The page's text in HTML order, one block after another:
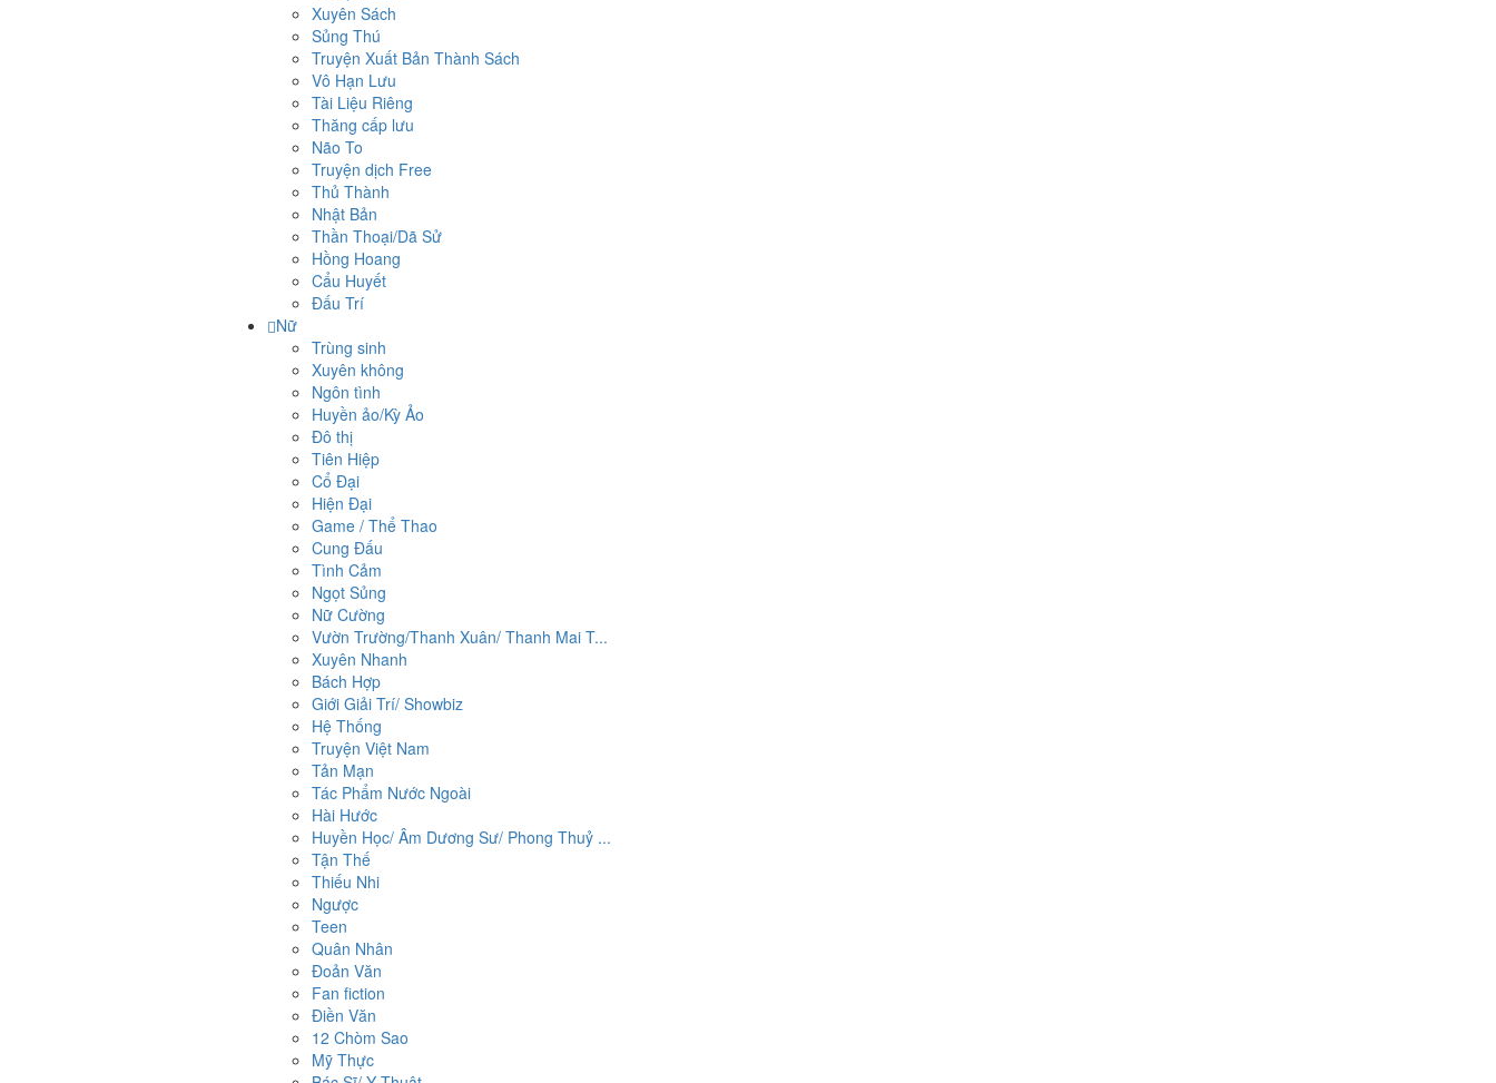
Xuyên Sách
Sủng Thú
Truyện Xuất Bản Thành Sách
Vô Hạn Lưu
Tài Liệu Riêng
Thăng cấp lưu
Não To
Truyện dịch Free
Thủ Thành
Nhật Bản
Thần Thoại/Dã Sử
Hồng Hoang
Cẩu Huyết
Đấu Trí
Nữ
Trùng sinh
Xuyên không
Ngôn tình
Huyền ảo/Kỳ Ảo
Đô thị
Tiên Hiệp
Cổ Đại
Hiện Đại
Game / Thể Thao
Cung Đấu
Tình Cảm
Ngọt Sủng
Nữ Cường
Vườn Trường/Thanh Xuân/ Thanh Mai T...
Xuyên Nhanh
Bách Hợp
Giới Giải Trí/ Showbiz
Hệ Thống
Truyện Việt Nam
Tản Mạn
Tác Phẩm Nước Ngoài
Hài Hước
Huyền Học/ Âm Dương Sư/ Phong Thuỷ ...
Tận Thế
Thiếu Nhi
Ngược
Teen
Quân Nhân
Đoản Văn
Fan fiction
Điền Văn
12 Chòm Sao
Mỹ Thực